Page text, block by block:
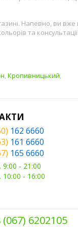
Напевно, ви
та консультації
,Кропивницький,
162 6660
161 6660
165 6660
- 21:00
- 16:00
(067) ‎6202105